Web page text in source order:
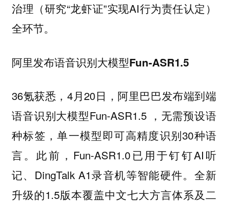
治理（研究“龙虾证”实现AI行为责任认定）
全环节。
阿里发布语音识别大模型Fun-ASR1.5
36氪获悉，4月20日，阿里巴巴发布端到端
语音识别大模型Fun-ASR1.5 ，无需预设语
种标签，单一模型即可高精度识别30种语
言。此前，Fun-ASR1.0已用于钉钉AI听
记、DingTalk A1录音机等智能硬件。全新
升级的1.5版本覆盖中文七大方言体系及二